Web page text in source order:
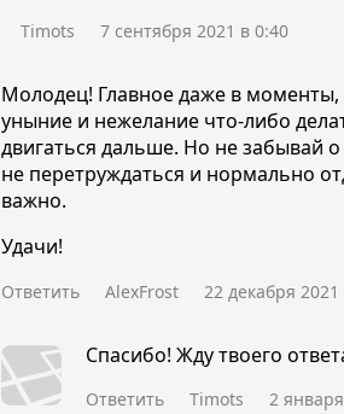
Timots 7 сентября 2021 в 0:40
Молодец! Главное даже в моменты,
уныние и нежелание что-либо
двигаться дальше. Но не забывай
не перетруждаться и нормально
важно.
Удачи!
Ответить AlexFrost 22 декабря
Спасибо! Жду твоего
Ответить Timots 2